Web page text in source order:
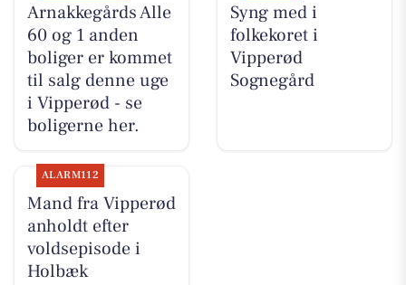
Arnakkegårds Alle
60 og 1 anden
boliger er kommet
til salg denne uge
i Vipperød - se
boligerne her.
Syng med i
folkekoret i
Vipperød
Sognegård
ALARM112
Mand fra Vipperød
anholdt efter
voldsepisode i
Holbæk